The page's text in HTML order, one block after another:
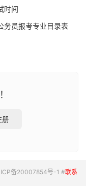
时间
务员报考专业目录表
册
ICP备20007854号-1 #联系